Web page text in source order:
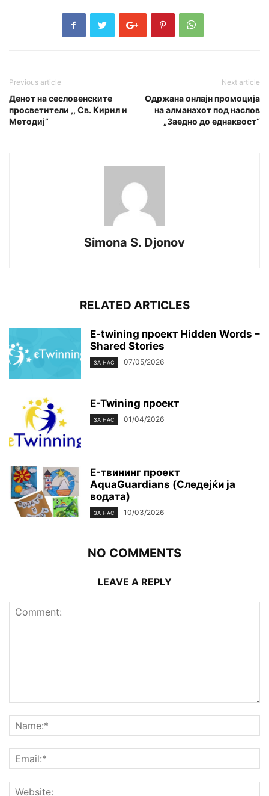
Previous article
Денот на сесловенските
просветители ,, Св. Кирил и
Методиј”
Next article
Одржана онлајн промоција
на алманахот под наслов
„Заедно до еднаквост“
Simona S. Djonov
RELATED ARTICLES
E-twining проект Hidden Words –
Shared Stories
ЗА НАС 07/05/2026
E-Twining проект
ЗА НАС 01/04/2026
E-твининг проект
AquaGuardians (Следејќи ја
водата)
ЗА НАС 10/03/2026
NO COMMENTS
LEAVE A REPLY